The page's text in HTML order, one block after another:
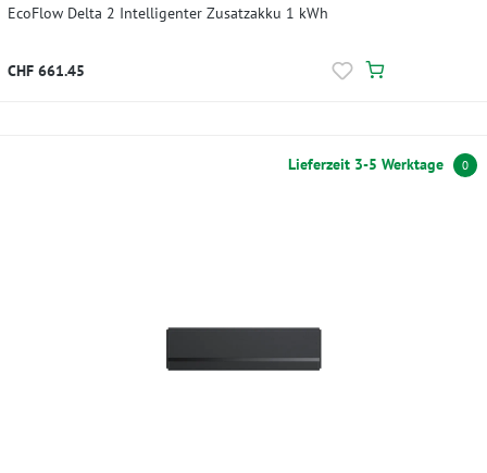
EcoFlow Delta 2 Intelligenter Zusatzakku 1 kWh
CHF 661.45
Lieferzeit 3-5 Werktage 0